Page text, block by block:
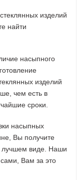
изделий
найти
насыпного
изделий
чем есть в
сроки.
насыпных
Вы получите
лучшем виде. Наши
Вам за это